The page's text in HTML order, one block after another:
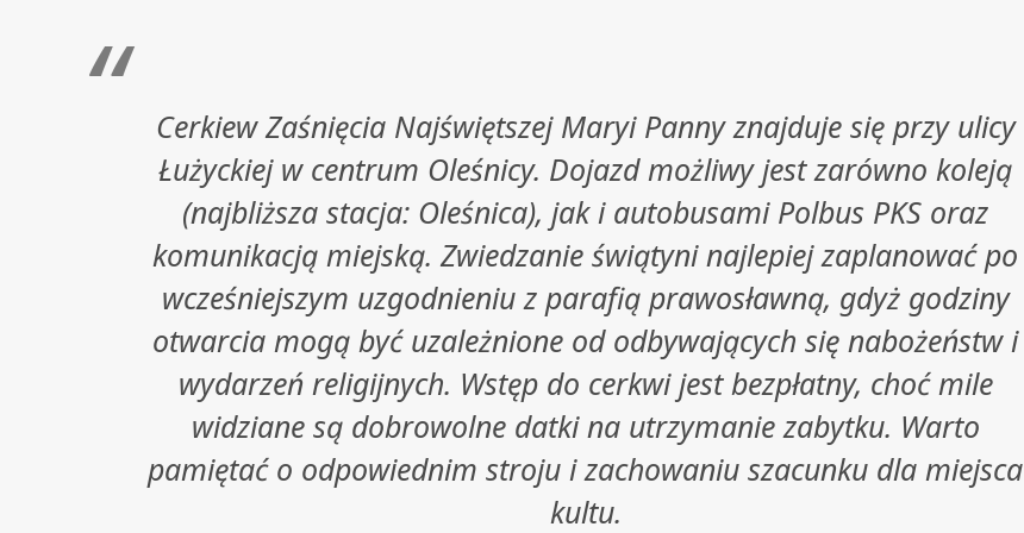
Cerkiew Zaśnięcia Najświętszej Maryi Panny znajduje się przy ulicy
Łużyckiej w centrum Oleśnicy. Dojazd możliwy jest zarówno koleją
(najbliższa stacja: Oleśnica), jak i autobusami Polbus PKS oraz
komunikacją miejską. Zwiedzanie świątyni najlepiej zaplanować po
wcześniejszym uzgodnieniu z parafią prawosławną, gdyż godziny
otwarcia mogą być uzależnione od odbywających się nabożeństw i
wydarzeń religijnych. Wstęp do cerkwi jest bezpłatny, choć mile
widziane są dobrowolne datki na utrzymanie zabytku. Warto
pamiętać o odpowiednim stroju i zachowaniu szacunku dla miejsca
kultu.